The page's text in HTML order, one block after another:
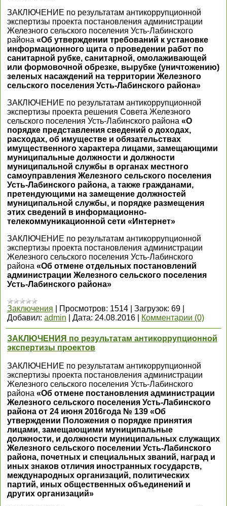
ЗАКЛЮЧЕНИЕ по результатам антикоррупционной
экспертизы проекта постановления администрации
Железного сельского поселения Усть-Лабинского
района «Об утверждении требований к установке
информационного щита о проведении работ по
санитарной рубке, санитарной, омолаживающей
или формовочной обрезке, вырубке (уничтожению)
зеленых насаждений на территории Железного
сельского поселения Усть-Лабинского района»
ЗАКЛЮЧЕНИЕ по результатам антикоррупционной
экспертизы проекта решения Совета Железного
сельского поселения Усть-Лабинского района «О
порядке представления сведений о доходах,
расходах, об имуществе и обязательствах
имущественного характера лицами, замещающими
муниципальные должности и должности
муниципальной службы в органах местного
самоуправления Железного сельского поселения
Усть-Лабинского района, а также гражданами,
претендующими на замещение должностей
муниципальной службы, и порядке размещения
этих сведений в информационно-
телекоммуникационной сети «Интернет»
ЗАКЛЮЧЕНИЕ по результатам антикоррупционной
экспертизы проекта постановления администрации
Железного сельского поселения Усть-Лабинского
района «Об отмене отдельных постановлений
администрации Железного сельского поселения
Усть-Лабинского района»
Заключения Просмотров: 1514 Загрузок: 69
Добавил: admin Дата: 24.08.2016 Комментарии (0)
ЗАКЛЮЧЕНИЯ по результатам антикоррупционной
экспертизы проектов
ЗАКЛЮЧЕНИЕ по результатам антикоррупционной
экспертизы проекта постановления администрации
Железного сельского поселения Усть-Лабинского
района «Об отмене постановления администрации
Железного сельского поселения Усть-Лабинского
района от 24 июня 2016года № 139 «Об
утверждении Положения о порядке принятия
лицами, замещающими муниципальные
должности, и должности муниципальных служащих
Железного сельского поселении Усть-Лабинского
района, почетных и специальных званий, наград и
иных знаков отличия иностранных государств,
международных организаций, политических
партий, иных общественных объединений и
других организаций»